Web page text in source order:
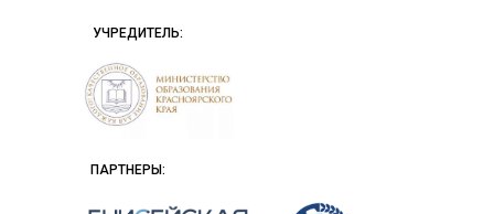
УЧРЕДИТЕЛЬ:
ПАРТНЕРЫ: